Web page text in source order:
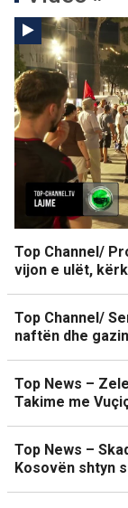
Top Channel/
vijon e ulët,
Top Channel/
naftën dhe
Top News –
Takime me
Top News –
Kosovën shtyn